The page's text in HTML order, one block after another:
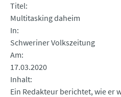
Titel
Multitasking daheim
In
Schweriner Volkszeitung
Am
17.03.2020
Inhalt
Ein Redakteur berichtet, wie er